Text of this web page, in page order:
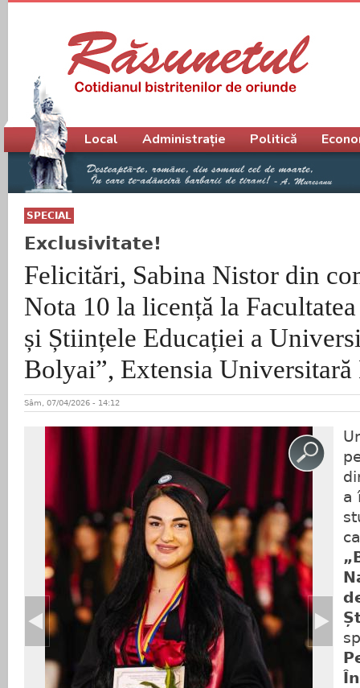
SPECIAL
Exclusivitate!
Felicitări, Sabina Nistor din
Nota 10 la licență la
și Științele Educației a
Bolyai”, Extensia Universitară
Sâm, 07/04/2026 - 14:12
a
Meniu principal
Local Administrație Politică